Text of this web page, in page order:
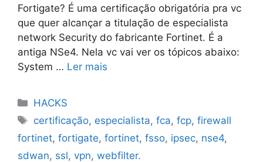
Fortigate? É uma certificação obrigatória pra vc
que quer alcançar a titulação de especialista
network Security do fabricante Fortinet. É a
antiga NSe4. Nela vc vai ver os tópicos abaixo:
System … Ler mais
Categorias
HACKS
Tags
certificação, especialista,fca,fcp,firewall
fortinet, fortigate, fortinet, fsso, ipsec, nse4,
sdwan, ssl, vpn, webfilter.